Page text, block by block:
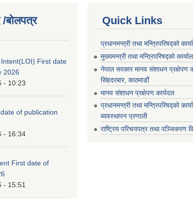
/बोलपत्र
First date
2026
- 10:23
of publication
- 16:34
First date of
- 15:51
Quick Links
प्रधानमन्त्री तथा मन्त्रिपरिषद्को
मुख्यमन्त्री तथा मन्त्रिपरिषद्को
नेपाल सरकार मानव संशाधन प्रक्षेपण
सिंहदरबार, काठमाडौं
मानव संशाधन प्रक्षेपण कार्यदल
प्रधानमन्त्री तथा मन्त्रिपरिषद्को
ब्यवस्थापन प्रणाली
राष्ट्रिय परिचयपत्र तथा पञ्जिकरण